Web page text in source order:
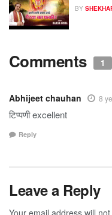
BY
Comments 1
Abhijeet chauhan 8
टिप्पणी excellent
Reply
Leave a Reply